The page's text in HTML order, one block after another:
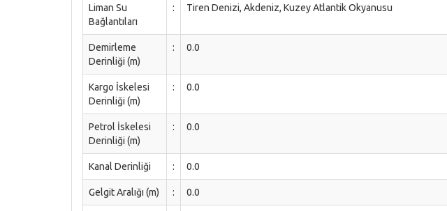
Liman Su
Bağlantıları
: Tiren Denizi, Akdeniz, Kuzey Atlantik Okyanusu
Demirleme
Derinliği (m)
: 0.0
Kargo İskelesi
Derinliği (m)
: 0.0
Petrol İskelesi
Derinliği (m)
: 0.0
Kanal Derinliği : 0.0
Gelgit Aralığı (m) : 0.0